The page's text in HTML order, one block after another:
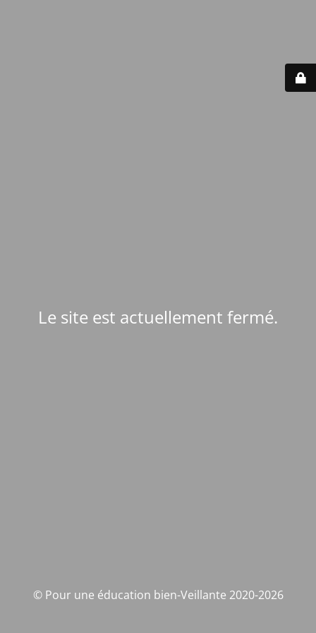
Le site est actuellement fermé.
© Pour une éducation bien-Veillante 2020-2026